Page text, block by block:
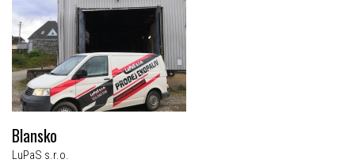
Blansko
LuPaS s.r.o.